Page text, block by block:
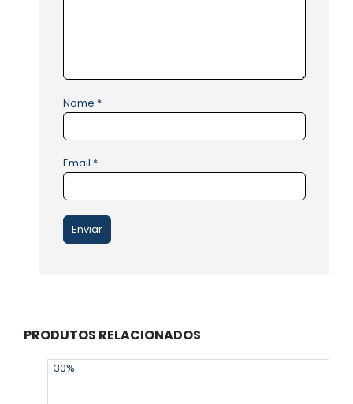
Nome *
Email *
PRODUTOS RELACIONADOS
-30%